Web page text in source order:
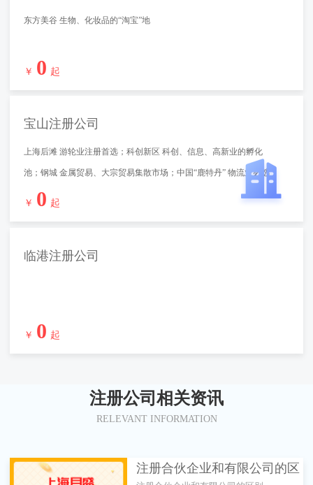
东方美谷 生物、化妆品的“淘宝”地
￥ 0 起
宝山注册公司
上海后滩 游轮业注册首选；科创新区 科创、信息、高新业的孵化
池；钢城 金属贸易、大宗贸易集散市场；中国“鹿特丹” 物流业必选
￥ 0 起
临港注册公司
￥ 0 起
注册公司相关资讯
RELEVANT INFORMATION
注册合伙企业和有限公司的区